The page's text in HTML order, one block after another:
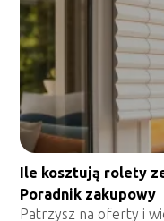
Ile kosztują rolety
Poradnik zakupowy
Patrzysz na oferty i